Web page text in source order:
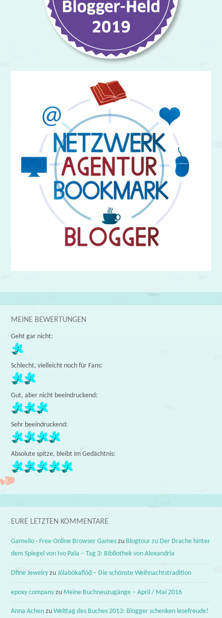
MEINE BEWERTUNGEN
Geht gar nicht:
Schlecht, vielleicht noch für Fans:
Gut, aber nicht beeindruckend:
Sehr beeindruckend:
Absolute spitze, bleibt im Gedächtnis:
EURE LETZTEN KOMMENTARE
Gameilo - Free Online Browser Games zu Blogtour zu Der Drache hinter
dem Spiegel von Ivo Pala – Tag 3: Bibliothek von Alexandria
Dfine Jewelry zuJólabókaflóð – Die schönste Weihnachtstradition
epoxy company zu Meine Buchneuzugänge – April / Mai 2016
Anna Achen zuWelttag des Buches 2013: Blogger schenken lesefreude!